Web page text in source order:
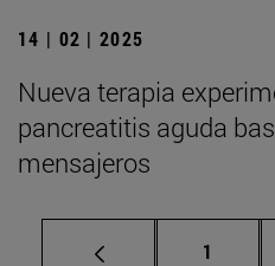
14 | 02 | 2025
Nueva terapia
pancreatitis aguda
mensajeros
Página
1